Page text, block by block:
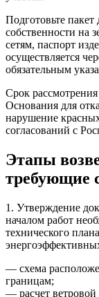
Подготовьте пакет
собственности на
сетям, паспорт
осуществляется
обязательным
Срок рассмотрения
Основания для
нарушение
согласований с
Этапы
требующие
1. Утверждение
началом работ
технического
— схема
границам;
— расчет ветровой